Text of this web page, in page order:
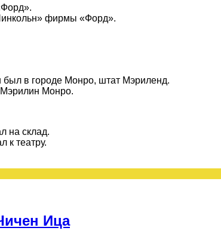
фирмы «Форд».
был в городе Монро, штат Мэриленд.
Мэрилин Монро.
на склад.
к театру.
Ица